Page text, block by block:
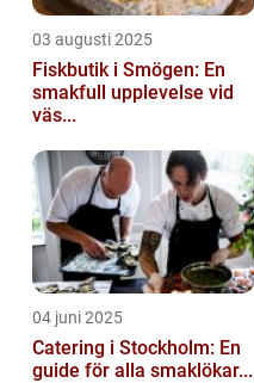
03 augusti 2025
Fiskbutik i Smögen: En
smakfull upplevelse vid
väs...
04 juni 2025
Catering i Stockholm: En
guide för alla smaklökar...